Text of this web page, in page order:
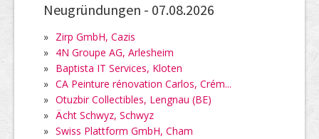
Neugründungen - 07.08.2026
» Zirp GmbH, Cazis
» 4N Groupe AG, Arlesheim
» Baptista IT Services, Kloten
» CA Peinture rénovation Carlos, Crém...
» Otuzbir Collectibles, Lengnau (BE)
» Ächt Schwyz, Schwyz
» Swiss Plattform GmbH, Cham